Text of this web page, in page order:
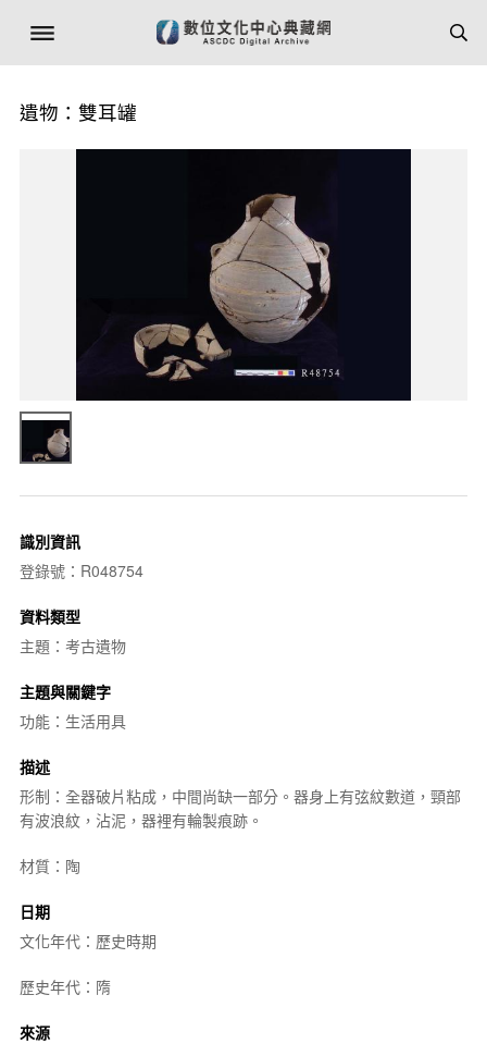
遺物：雙耳罐
識別資訊
登錄號：R048754
資料類型
主題：考古遺物
主題與關鍵字
功能：生活用具
描述
形制：全器破片粘成，中間尚缺一部分。器身上有弦紋數道，頸部
有波浪紋，沾泥，器裡有輪製痕跡。
材質：陶
日期
文化年代：歷史時期
歷史年代：隋
來源